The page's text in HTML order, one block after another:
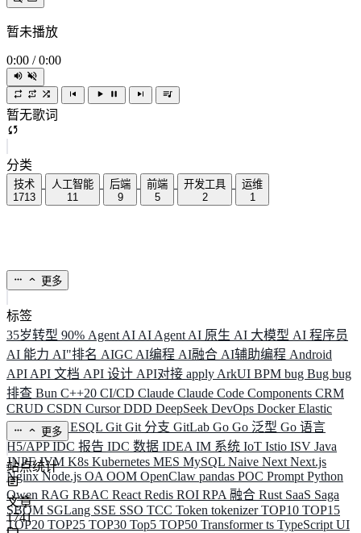
暂未播放
0:00 / 0:00
暂无歌词
分类
技术
1713
人工智能
11
后端
9
前端
5
开发工具
2
运维
1
更多
标签
35岁转型 90% Agent AI AI Agent AI 原生 AI 大模型 AI 程序员
AI 能力 AI"排名 AIGC AI编程 AI融合 AI辅助编程 Android
API API 文档 API 设计 API对接 apply ArkUI BPM bug Bug bug
排查 Bun C++20 CI/CD Claude Claude Code Components CRM
CRUD CSDN CursorDDD DeepSeek DevOps DockerElastic
ELK ElysiaESQL Git Git 分支 GitLab Go Go 泛型 Go 语言
H5/APPIDC 报告 IDC 数据 IDEA IM 系统 IoT Istio ISV Java
JNPFJVM K8s Kubernetes MES MySQL Naive Next Next.js
NginxNode.js OA OOM OpenClaw pandas POC Prompt Python
Qwen RAG RBAC React Redis ROI RPA 融合 Rust SaaS Saga
SBOM SGLang SSE SSO TCC Token tokenizerTOP10 TOP15
TOP20 TOP25 TOP30 Top5 TOP50 Transformerts TypeScript UI
更多
站点统计
文章
1741